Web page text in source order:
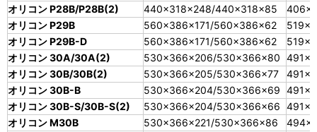
オリコン P28B/P28B(2)
440×318×248/440×318×85
オリコン P29B
560×386×171/560×386×62
オリコン P29B-D
560×386×171/560×386×62
オリコン 30A/30A(2)
530×366×206/530×366×80
オリコン 30B/30B(2)
530×366×205/530×366×77
オリコン 30B-B
530×366×204/530×366×69
オリコン 30B-S/30B-S(2)
530×366×204/530×366×66
オリコン M30B
530×366×221/530×366×86